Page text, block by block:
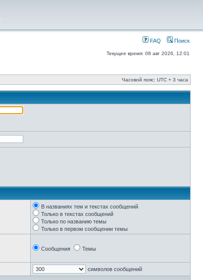
FAQ Поиск
Текущее время: 08 авг 2026, 12:01
Часовой пояс: UTC + 3 часа
В названиях тем и текстах сообщений
Только в текстах сообщений
Только по названию темы
Только в первом сообщении темы
Сообщения Темы
символов сообщений